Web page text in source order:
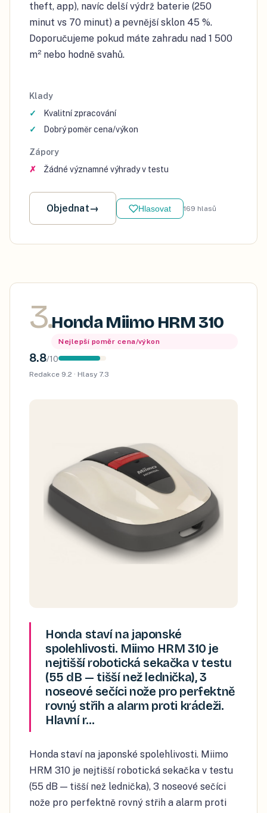
theft, app), navíc delší výdrž baterie (250
minut vs 70 minut) a pevnější sklon 45 %.
Doporučujeme pokud máte zahradu nad 1 500
m² nebo hodně svahů.
Klady
Kvalitní zpracování
Dobrý poměr cena/výkon
Zápory
Žádné významné výhrady v testu
Objednat→ Hlasovat 169 hlasů
3.Honda Miimo HRM 310
Nejlepší poměr cena/výkon
8.8/10
Redakce 9.2 · Hlasy 7.3
Honda staví na japonské
spolehlivosti. Miimo HRM 310 je
nejtišší robotická sekačka v testu
(55 dB — tišší než lednička), 3
noseové sečíci nože pro perfektně
rovný střih a alarm proti krádeži.
Hlavní r…
Honda staví na japonské spolehlivosti. Miimo
HRM 310 je nejtišší robotická sekačka v testu
(55 dB — tišší než lednička), 3 noseové sečíci
nože pro perfektně rovný střih a alarm proti